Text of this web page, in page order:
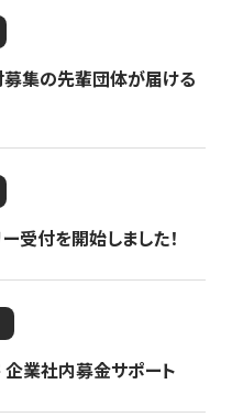
募集の先輩団体が届ける
受付を開始しました！
業社内募金サポート